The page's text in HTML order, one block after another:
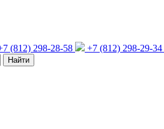
(812) 298-28-58 +7 (812) 298-29-34
Найти